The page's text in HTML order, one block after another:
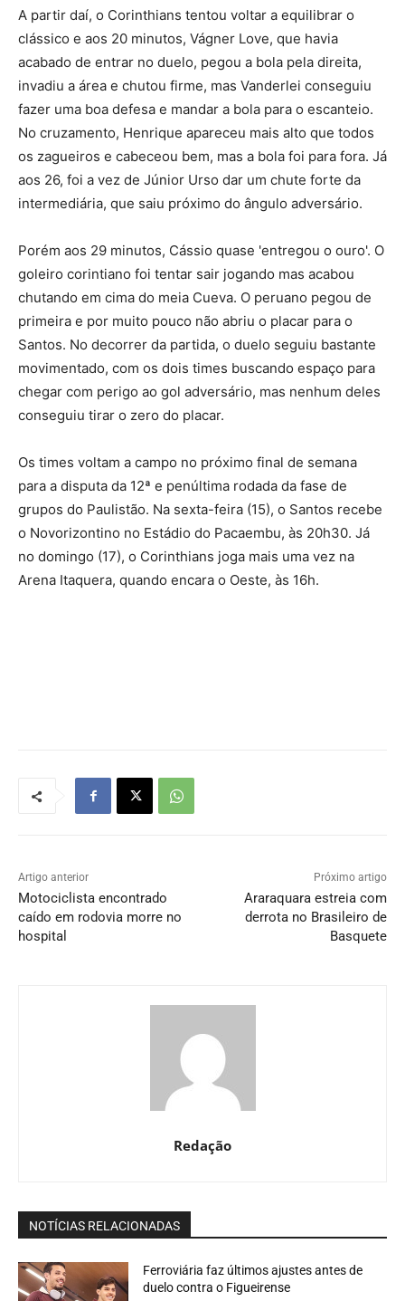
A partir daí, o Corinthians tentou voltar a equilibrar o
clássico e aos 20 minutos, Vágner Love, que havia
acabado de entrar no duelo, pegou a bola pela direita,
invadiu a área e chutou firme, mas Vanderlei conseguiu
fazer uma boa defesa e mandar a bola para o escanteio.
No cruzamento, Henrique apareceu mais alto que todos
os zagueiros e cabeceou bem, mas a bola foi para fora. Já
aos 26, foi a vez de Júnior Urso dar um chute forte da
intermediária, que saiu próximo do ângulo adversário.
Porém aos 29 minutos, Cássio quase 'entregou o ouro'. O
goleiro corintiano foi tentar sair jogando mas acabou
chutando em cima do meia Cueva. O peruano pegou de
primeira e por muito pouco não abriu o placar para o
Santos. No decorrer da partida, o duelo seguiu bastante
movimentado, com os dois times buscando espaço para
chegar com perigo ao gol adversário, mas nenhum deles
conseguiu tirar o zero do placar.
Os times voltam a campo no próximo final de semana
para a disputa da 12ª e penúltima rodada da fase de
grupos do Paulistão. Na sexta-feira (15), o Santos recebe
o Novorizontino no Estádio do Pacaembu, às 20h30. Já
no domingo (17), o Corinthians joga mais uma vez na
Arena Itaquera, quando encara o Oeste, às 16h.
Artigo anterior
Motociclista encontrado
caído em rodovia morre no
hospital
Próximo artigo
Araraquara estreia com
derrota no Brasileiro de
Basquete
Redação
NOTÍCIAS RELACIONADAS
Ferroviária faz últimos ajustes antes de
duelo contra o Figueirense